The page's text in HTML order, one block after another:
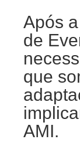
Após
de
que
AMI.